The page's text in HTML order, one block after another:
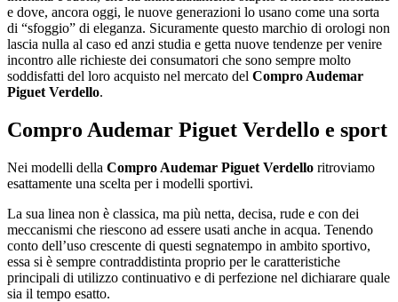
e dove, ancora oggi, le nuove generazioni lo usano come una sorta
di “sfoggio” di eleganza. Sicuramente questo marchio di orologi non
lascia nulla al caso ed anzi studia e getta nuove tendenze per venire
incontro alle richieste dei consumatori che sono sempre molto
soddisfatti del loro acquisto nel mercato del Compro Audemar
Piguet Verdello.
Compro Audemar Piguet Verdello e sport
Nei modelli della Compro Audemar Piguet Verdello ritroviamo
esattamente una scelta per i modelli sportivi.
La sua linea non è classica, ma più netta, decisa, rude e con dei
meccanismi che riescono ad essere usati anche in acqua. Tenendo
conto dell’uso crescente di questi segnatempo in ambito sportivo,
essa si è sempre contraddistinta proprio per le caratteristiche
principali di utilizzo continuativo e di perfezione nel dichiarare quale
sia il tempo esatto.